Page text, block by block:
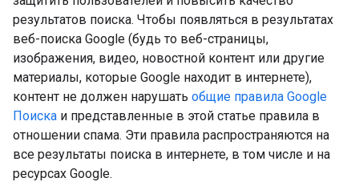
результатов поиска. Чтобы появляться в результатах
веб-поиска Google (будь то веб-страницы,
изображения, видео, новостной контент или другие
материалы, которые Google находит в интернете),
контент не должен нарушать общие правила Google
Поиска и представленные в этой статье правила в
отношении спама. Эти правила распространяются на
все результаты поиска в интернете, в том числе и на
ресурсах Google.